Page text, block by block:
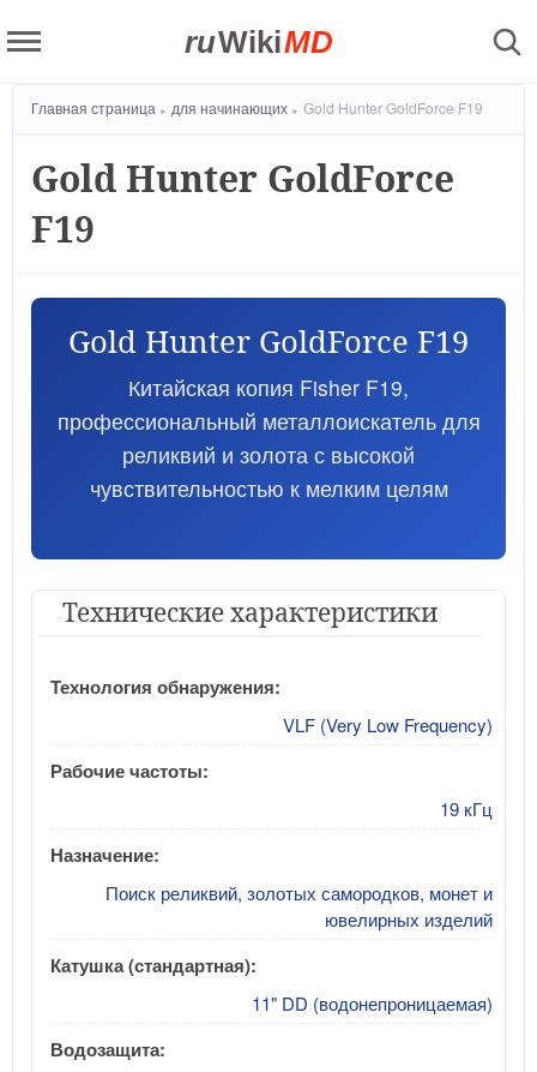
ruWikiMD
Главная страница для начинающих Gold Hunter GoldForce F19
Gold Hunter GoldForce
F19
Gold Hunter GoldForce F19
Китайская копия Fisher F19,
профессиональный металлоискатель для
реликвий и золота с высокой
чувствительностью к мелким целям
Технические характеристики
Технология обнаружения:
VLF (Very Low Frequency)
Рабочие частоты:
19 кГц
Назначение:
Поиск реликвий, золотых самородков, монет и
ювелирных изделий
Катушка (стандартная):
11" DD (водонепроницаемая)
Водозащита: